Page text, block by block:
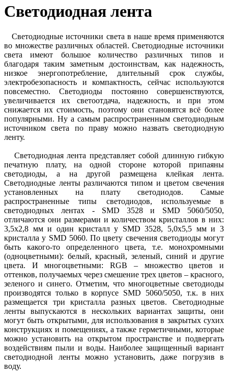
Светодиодная лента
Светодиодные источники света в наше время применяются
во множестве различных областей. Светодиодные источники
света имеют большое количество различных типов и
благодаря таким заметным достоинствам, как надежность,
низкое энергопотребление, длительный срок службы,
электробезопасность и компактность, сейчас используются
повсеместно. Светодиоды постоянно совершенствуются,
увеличивается их светоотдача, надежность, и при этом
снижается их стоимость, поэтому они становятся всё более
популярными. Ну а самым распространенным светодиодным
источником света по праву можно назвать светодиодную
ленту.
Светодиодная лента представляет собой длинную гибкую
печатную плату, на одной стороне которой припаяны
светодиоды, а на другой размещена клейкая лента.
Светодиодные ленты различаются типом и цветом свечения
установленных на плату светодиодов. Самые
распространенные типы светодиодов, используемые в
светодиодных лентах - SMD 3528 и SMD 5060/5050,
отличаются они размерами и количеством кристаллов в них:
3,5х2,8 мм и один кристалл у SMD 3528, 5,0х5,5 мм и 3
кристалла у SMD 5060. По цвету свечения светодиоды могут
быть какого-то определенного цвета, т.е. монохромными
(одноцветными): белый, красный, зеленый, синий и другие
цвета. И многоцветными: RGB – множество цветов и
оттенков, получаемых через смешение трех цветов – красного,
зеленого и синего. Отметим, что многоцветные светодиоды
производятся только в корпусе SMD 5060/5050, т.к. в них
размещается три кристалла разных цветов. Светодиодные
ленты выпускаются в нескольких вариантах защиты, они
могут быть открытыми, для использования в закрытых сухих
конструкциях и помещениях, а также герметичными, которые
можно установить на открытом пространстве и подвергать
воздействиям пыли и воды. Наиболее защищенный вариант
светодиодной ленты можно установить, даже погрузив в
воду.